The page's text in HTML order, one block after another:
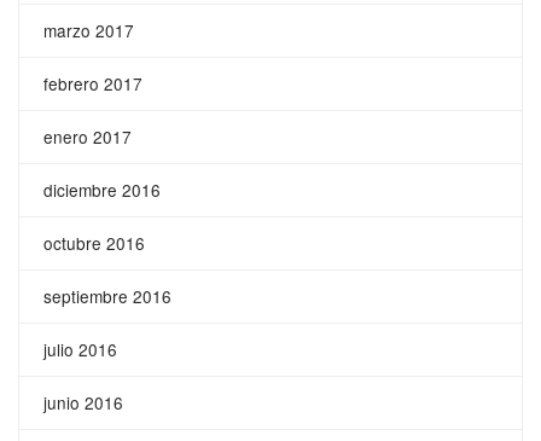
marzo 2017
febrero 2017
enero 2017
diciembre 2016
octubre 2016
septiembre 2016
julio 2016
junio 2016